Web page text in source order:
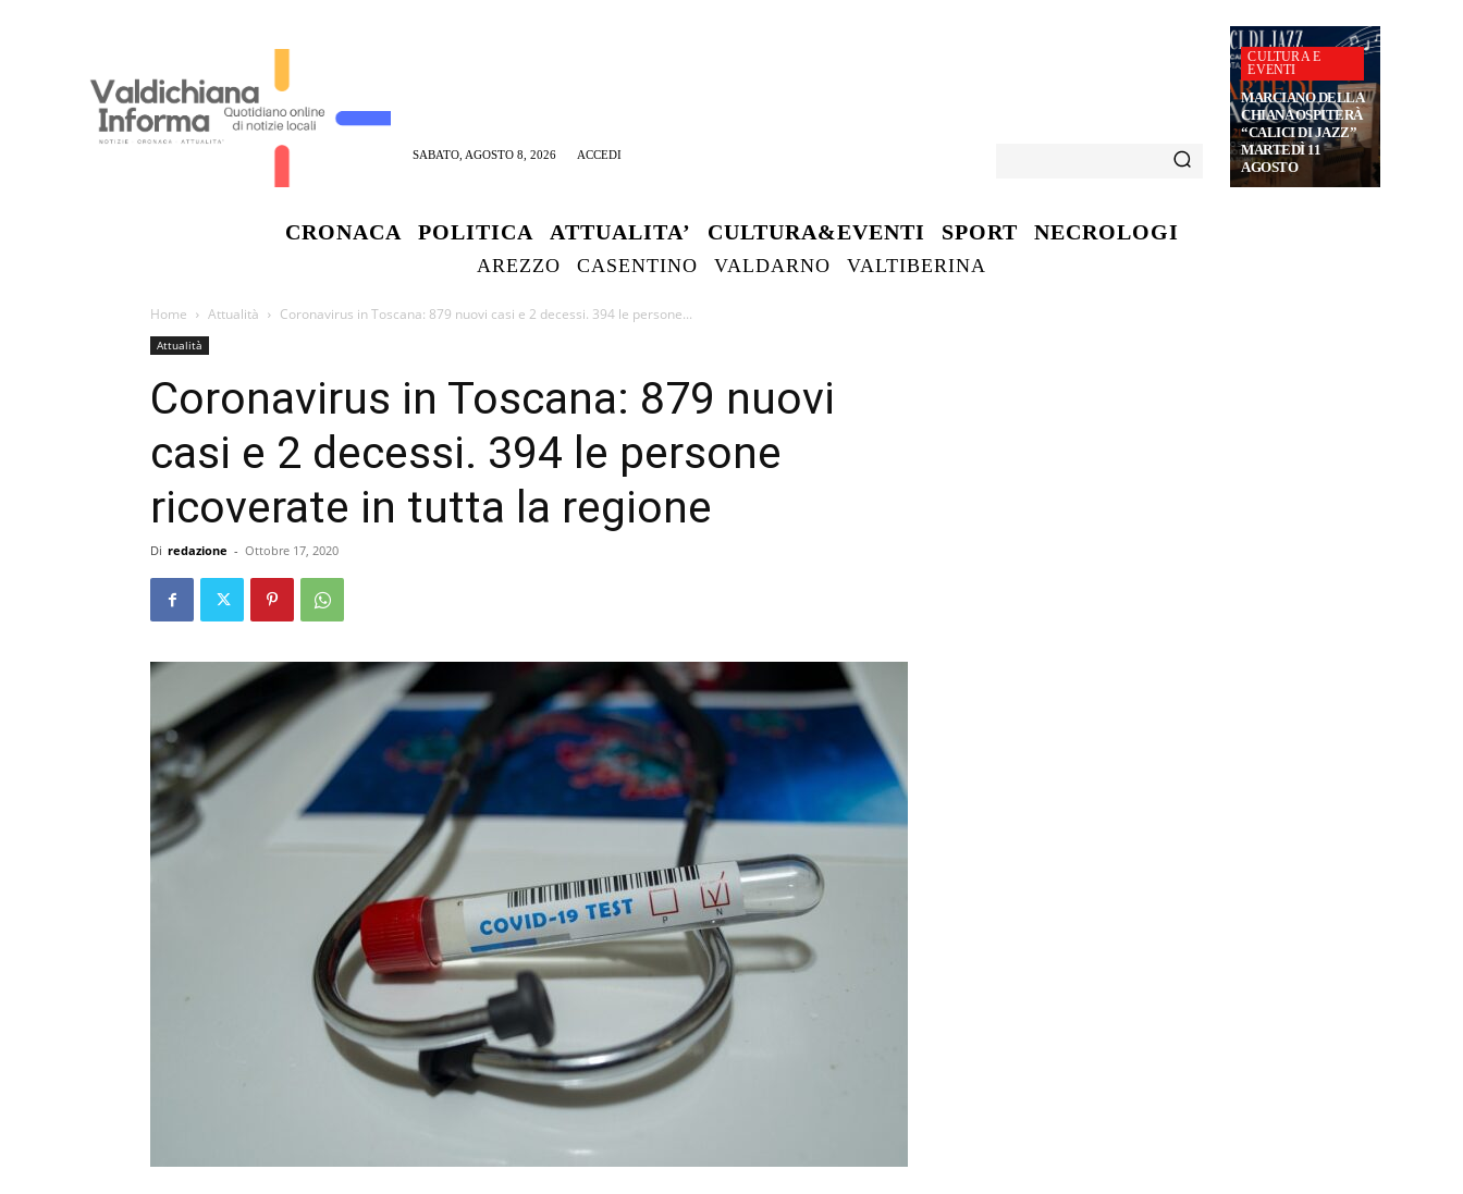
SABATO, AGOSTO 8, 2026 ACCEDI
CULTURA E
EVENTI
MARCIANO DELLA
CHIANA OSPITERÀ
“CALICI DI JAZZ”
MARTEDÌ 11
AGOSTO
CRONACA POLITICA ATTUALITA’ CULTURA&EVENTI SPORT NECROLOGI
AREZZO CASENTINO VALDARNO VALTIBERINA
Home Attualità Coronavirus in Toscana: 879 nuovi casi e 2 decessi. 394 le persone...
Attualità
Coronavirus in Toscana: 879 nuovi
casi e 2 decessi. 394 le persone
ricoverate in tutta la regione
Di redazione - Ottobre 17, 2020